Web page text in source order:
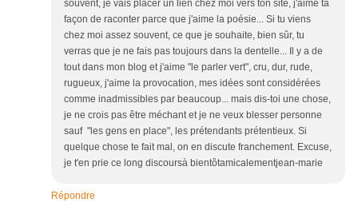
souvent, je vais placer un lien chez moi vers ton site, j'aime ta
façon de raconter parce que j'aime la poésie... Si tu viens
chez moi assez souvent, ce que je souhaite, bien sûr, tu
verras que je ne fais pas toujours dans la dentelle... Il y a de
tout dans mon blog et j'aime "le parler vert", cru, dur, rude,
rugueux, j'aime la provocation, mes idées sont considérées
comme inadmissibles par beaucoup... mais dis-toi une chose,
je ne crois pas être méchant et je ne veux blesser personne
sauf "les gens en place", les prétendants prétentieux. Si
quelque chose te fait mal, on en discute franchement. Excuse,
je t'en prie ce long discoursà bientôtamicalementjean-marie
Répondre